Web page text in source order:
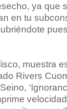
ya que
en tu
muestra
Rivers